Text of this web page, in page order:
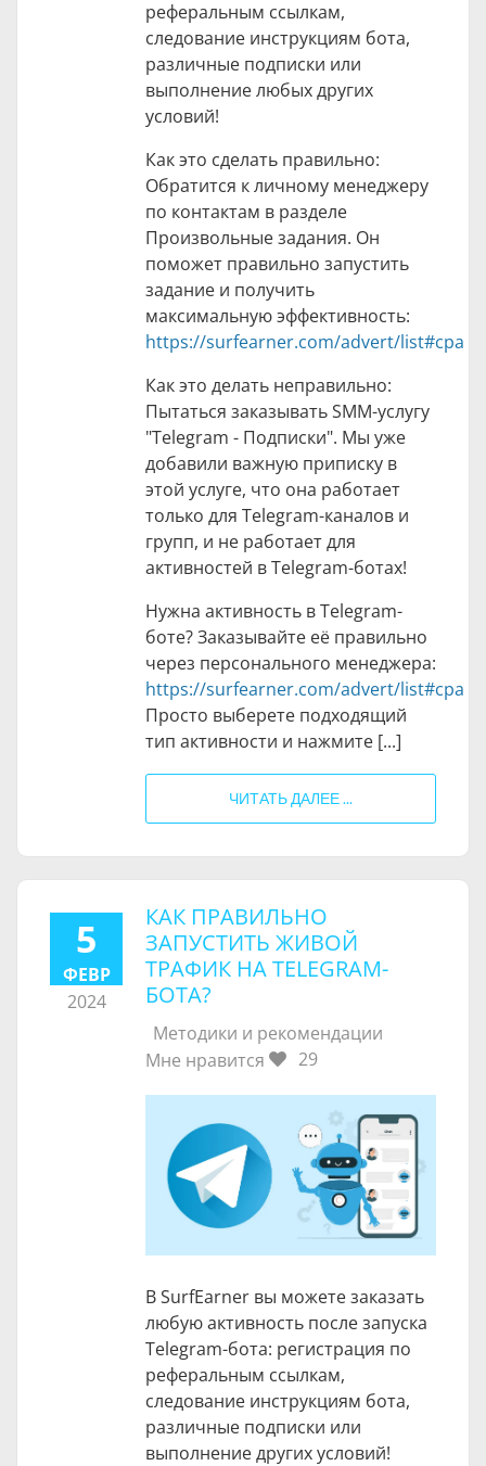
реферальным ссылкам,
следование инструкциям бота,
различные подписки или
выполнение любых других
условий!
Как это сделать правильно:
Обратится к личному менеджеру
по контактам в разделе
Произвольные задания. Он
поможет правильно запустить
задание и получить
максимальную эффективность:
https://surfearner.com/advert/list#cpa
Как это делать неправильно:
Пытаться заказывать SMM-услугу
"Telegram - Подписки". Мы уже
добавили важную приписку в
этой услуге, что она работает
только для Telegram-каналов и
групп, и не работает для
активностей в Telegram-ботах!
Нужна активность в Telegram-
боте? Заказывайте её правильно
через персонального менеджера:
https://surfearner.com/advert/list#cpa
Просто выберете подходящий
тип активности и нажмите [...]
ЧИТАТЬ ДАЛЕЕ ...
5
ФЕВР
2024
КАК ПРАВИЛЬНО
ЗАПУСТИТЬ ЖИВОЙ
ТРАФИК НА TELEGRAM-
БОТА?
Методики и рекомендации
Мне нравится
29
В SurfEarner вы можете заказать
любую активность после запуска
Telegram-бота: регистрация по
реферальным ссылкам,
следование инструкциям бота,
различные подписки или
выполнение других условий!